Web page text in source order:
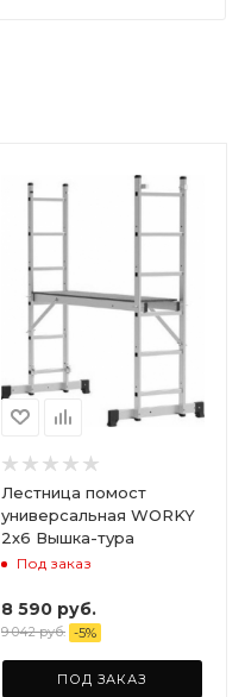
Лестница помост
универсальная WORKY
2х6 Вышка-тура
Под заказ
8 590 руб.
9 042руб. -5%
ПОД ЗАКАЗ